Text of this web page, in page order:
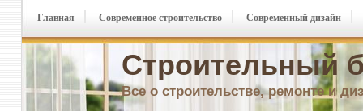
Строительный
Все о строительстве, ремонте и
Главная Современное строительство Современный дизайн